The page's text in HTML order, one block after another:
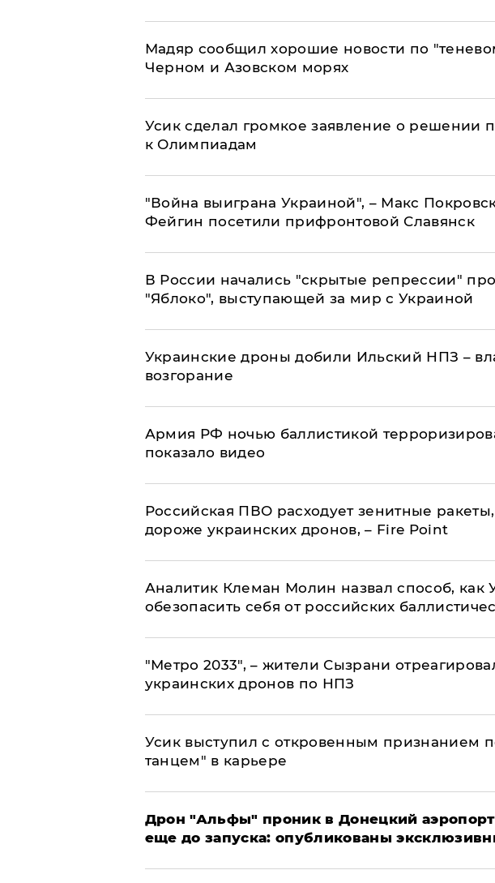
Мадяр сообщил хорошие новости по
Черном и Азовском морях
Усик сделал громкое заявление о решении
к Олимпиадам
"Война выиграна Украиной", – Макс
Фейгин посетили прифронтовой Славянск
В России начались "скрытые репрессии"
"Яблоко", выступающей за мир с Украиной
Украинские дроны добили Ильский НПЗ –
возгорание
Армия РФ ночью баллистикой
показало видео
Российская ПВО расходует зенитные
дороже украинских дронов, – Fire Point
Аналитик Клеман Молин назвал способ, как
обезопасить себя от российских
"Метро 2033", – жители Сызрани
украинских дронов по НПЗ
Усик выступил с откровенным признанием
танцем" в карьере
Дрон "Альфы" проник в Донецкий
еще до запуска: опубликованы